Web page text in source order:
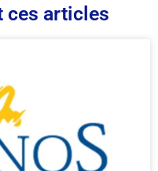
ces articles